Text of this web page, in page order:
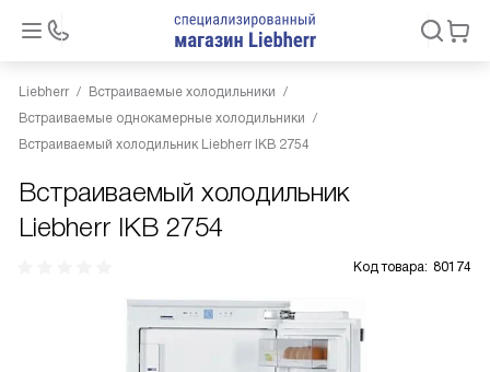
Liebherr
Встраиваемые холодильники
Встраиваемые однокамерные холодильники
Встраиваемый холодильник Liebherr IKB 2754
Встраиваемый холодильник
Liebherr IKB 2754
Код товара: 80174